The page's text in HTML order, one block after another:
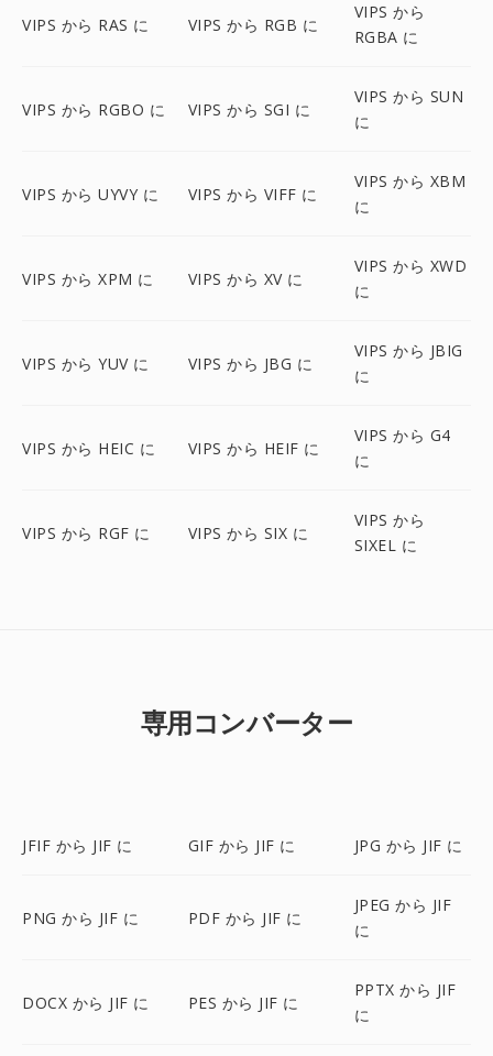
VIPS から RAS に VIPS から RGB に
VIPS から
RGBA に
VIPS から RGBO に VIPS から SGI に
VIPS から SUN
に
VIPS から UYVY に VIPS から VIFF に
VIPS から XBM
に
VIPS から XPM に VIPS から XV に
VIPS から XWD
に
VIPS から YUV に VIPS から JBG に
VIPS から JBIG
に
VIPS から HEIC に VIPS から HEIF に
VIPS から G4
に
VIPS から RGF に VIPS から SIX に
VIPS から
SIXEL に
専用コンバーター
JFIF から JIF に GIF から JIF に JPG から JIF に
PNG から JIF に PDF から JIF に
JPEG から JIF
に
DOCX から JIF に PES から JIF に
PPTX から JIF
に